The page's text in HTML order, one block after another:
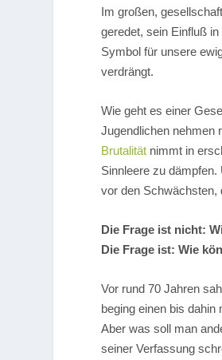
Im großen,
geredet, sein Einfluß
Symbol für unsere
verdrängt.
Wie geht es einer
Jugendlichen nehmen
Brutalität nimmt in
Sinnleere zu
vor den Schwächsten,
Die Frage ist nicht:
Die Frage ist: Wie
Vor rund 70 Jahren
beging einen bis
Aber was soll man
seiner Verfassung